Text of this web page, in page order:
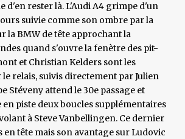
d'en rester là. L'Audi A4 grimpe d'un
suivie comme son ombre par la
la BMW de tête approchant la
quand s'ouvre la fenètre des pit-
et Christian Kelders sont les
le relais, suivis directement par Julien
Stéveny attend le 30e passage et
en piste deux boucles supplémentaires
à Steve Vanbellingen. Ce dernier
en tête mais son avantage sur Ludovic